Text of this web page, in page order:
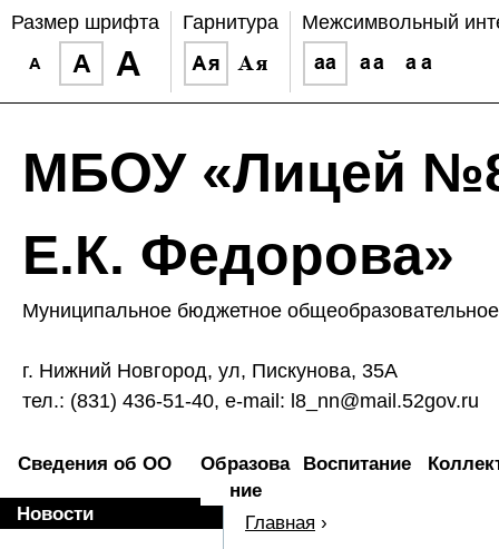
Размер шрифта Гарнитура Межсимвольный
МБОУ «Лицей
Е.К. Федорова»
Муниципальное бюджетное
г. Нижний Новгород, ул, Пискунова, 35А
тел.: (831) 436-51-40, e-mail: l8_nn@mail.52gov.ru
Главная ›
Сведения об ОО
Образова
ние
Воспитание
Новости